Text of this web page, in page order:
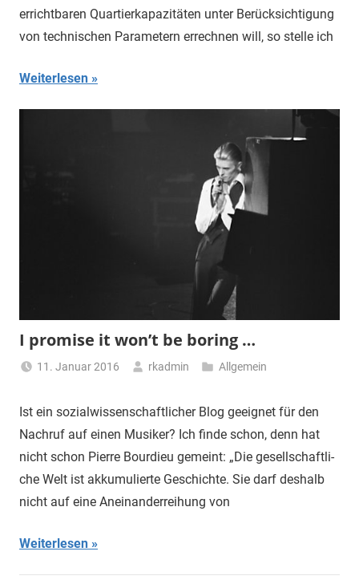
errichtbaren Quartierkapazitäten unter Berücksichtigung
von technischen Parametern errechnen will, so stelle ich
Weiterlesen
I promise it won’t be boring …
11. Januar 2016 rkadmin Allgemein
Ist ein sozialwissenschaftlicher Blog geeignet für den
Nachruf auf einen Musiker? Ich finde schon, denn hat
nicht schon Pierre Bourdieu gemeint: „Die gesell­schaft­li­
che Welt ist akku­mu­lierte Geschichte. Sie darf des­halb
nicht auf eine Anein­an­der­rei­hung von
Weiterlesen